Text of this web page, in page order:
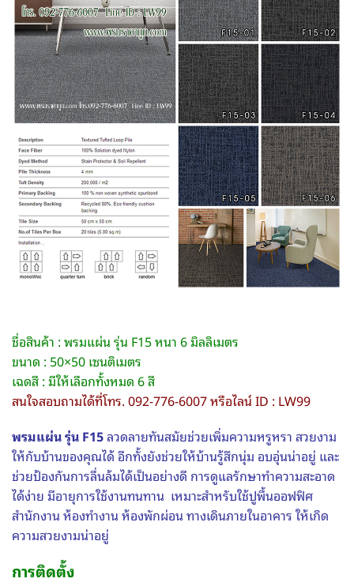
ชื่อสินค้า : พรมแผ่น รุ่น F15 หนา 6 มิลลิเมตร
ขนาด : 50×50 เซนติเมตร
เฉดสี : มีให้เลือกทั้งหมด 6 สี
สนใจสอบถามได้ที่โทร. 092-776-6007 หรือไลน์ ID : LW99
พรมแผ่น รุ่น F15ลวดลายทันสมัยช่วยเพิ่มความหรูหรา สวยงาม
ให้กับบ้านของคุณได้ อีกทั้งยังช่วยให้บ้านรู้สึกนุ่ม อบอุ่นน่าอยู่ และ
ช่วยป้องกันการลื่นล้มได้เป็นอย่างดี การดูแลรักษาทำความสะอาด
ได้ง่าย มีอายุการใช้งานทนทาน เหมาะสำหรับใช้ปูพื้นออฟฟิศ
สำนักงาน ห้องทำงาน ห้องพักผ่อน ทางเดินภายในอาคาร ให้เกิด
ความสวยงามน่าอยู่
การติดตั้ง